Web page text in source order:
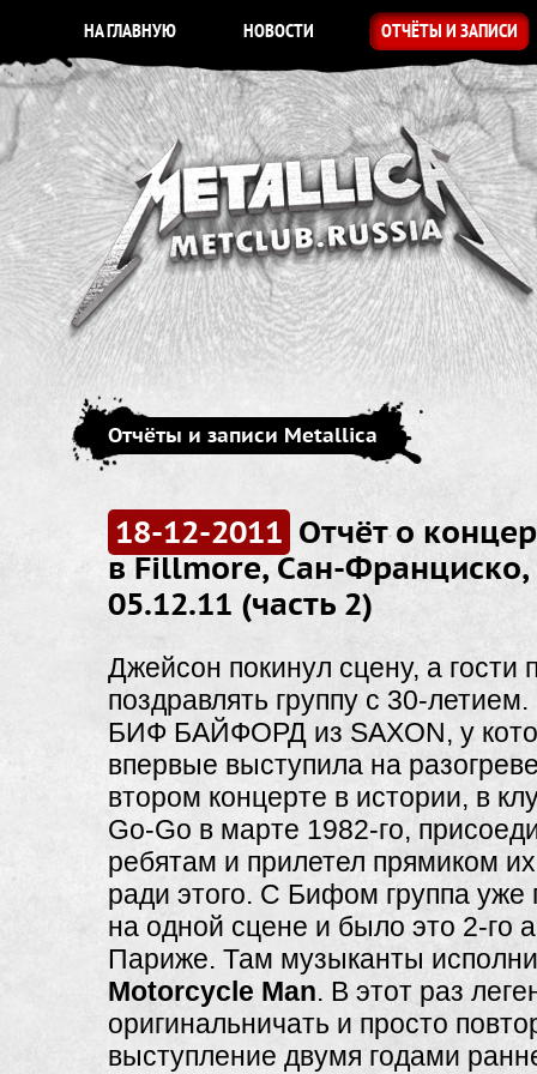
НА ГЛАВНУЮ НОВОСТИ ОТЧЁТЫ И ЗАПИСИ
Отчёты и записи Metallica
18-12-2011 Отчёт о
в Fillmore, Сан-
05.12.11 (часть 2)
Джейсон покинул сцену, а гости
поздравлять группу с 30-
БИФ БАЙФОРД из SAXON, у
впервые выступила на
втором концерте в истории, в
Go-Go в марте 1982-го,
ребятам и прилетел прямиком
ради этого. С Бифом группа уже
на одной сцене и было это 2-го
Париже. Там музыканты
Motorcycle Man. В этот раз
оригинальничать и просто
выступление двумя годами